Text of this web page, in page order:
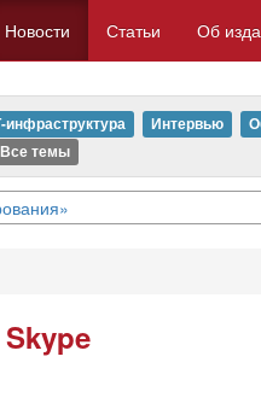
Новости Статьи Об
инфраструктура Интервью
Все темы